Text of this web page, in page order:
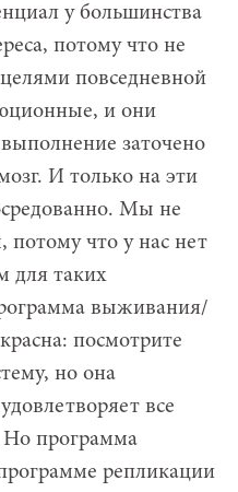
у большинства
потому что не
повседневной
и они
заточено
И только на эти
Мы не
потому что у нас нет
для таких
выживания/
посмотрите
но она
все
Но программа
репликации